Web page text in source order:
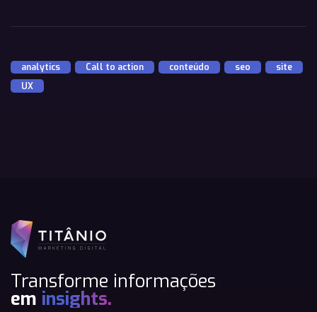
analytics Call to action conteúdo seo site
UX
Transforme informações
em insights.